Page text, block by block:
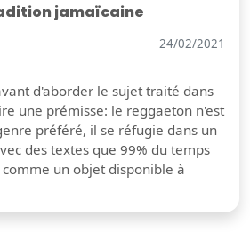
jamaïcaine
24/02/2021
d'aborder le sujet traité dans
une prémisse: le reggaeton n'est
préféré, il se réfugie dans un
des textes que 99% du temps
un objet disponible à